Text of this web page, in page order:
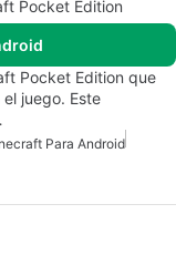
Pocket Edition
Pocket Edition que
juego. Este
Para Android